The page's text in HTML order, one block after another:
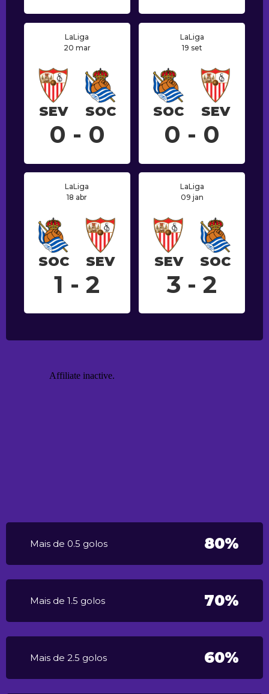
LaLiga
20 mar
SEV SOC
0 - 0
LaLiga
19 set
SOC SEV
0 - 0
LaLiga
18 abr
SOC SEV
1 - 2
LaLiga
09 jan
SEV SOC
3 - 2
Mais de 0.5 golos 80%
Mais de 1.5 golos 70%
Mais de 2.5 golos 60%